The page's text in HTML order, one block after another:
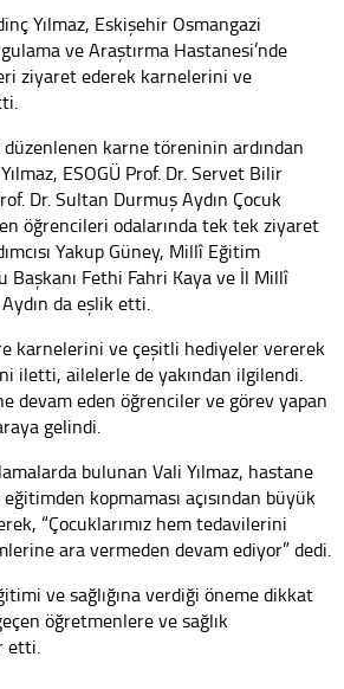
Yılmaz, Eskişehir Osmangazi
ve Araştırma Hastanesi’nde
ziyaret ederek karnelerini ve
düzenlenen karne töreninin ardından
ESOGÜ Prof. Dr. Servet Bilir
Dr. Sultan Durmuş Aydın Çocuk
öğrencileri odalarında tek tek ziyaret
Yakup Güney, Millî Eğitim
Başkanı Fethi Fahri Kaya ve İl Millî
da eşlik etti.
karnelerini ve çeşitli hediyeler vererek
iletti, ailelerle de yakından ilgilendi.
devam eden öğrenciler ve görev yapan
gelindi.
bulunan Vali Yılmaz, hastane
eğitimden kopmaması açısından büyük
“Çocuklarımız hem tedavilerini
ara vermeden devam ediyor” dedi.
ve sağlığına verdiği öneme dikkat
öğretmenlere ve sağlık
etti.